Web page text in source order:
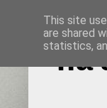
This site
are shared
statistics,